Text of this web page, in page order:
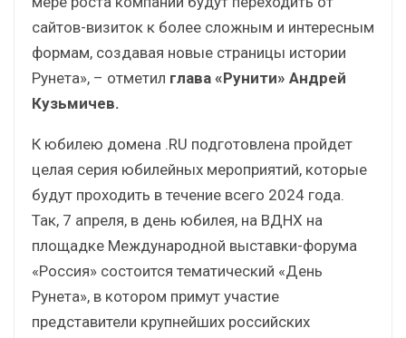
сайтов-визиток к более сложным и интересным
формам, создавая новые страницы истории
Рунета», – отметил глава «Рунити» Андрей
Кузьмичев.
К юбилею домена .RU подготовлена пройдет
целая серия юбилейных мероприятий, которые
будут проходить в течение всего 2024 года.
Так, 7 апреля, в день юбилея, на ВДНХ на
площадке Международной выставки-форума
«Россия» состоится тематический «День
Рунета», в котором примут участие
представители крупнейших российских